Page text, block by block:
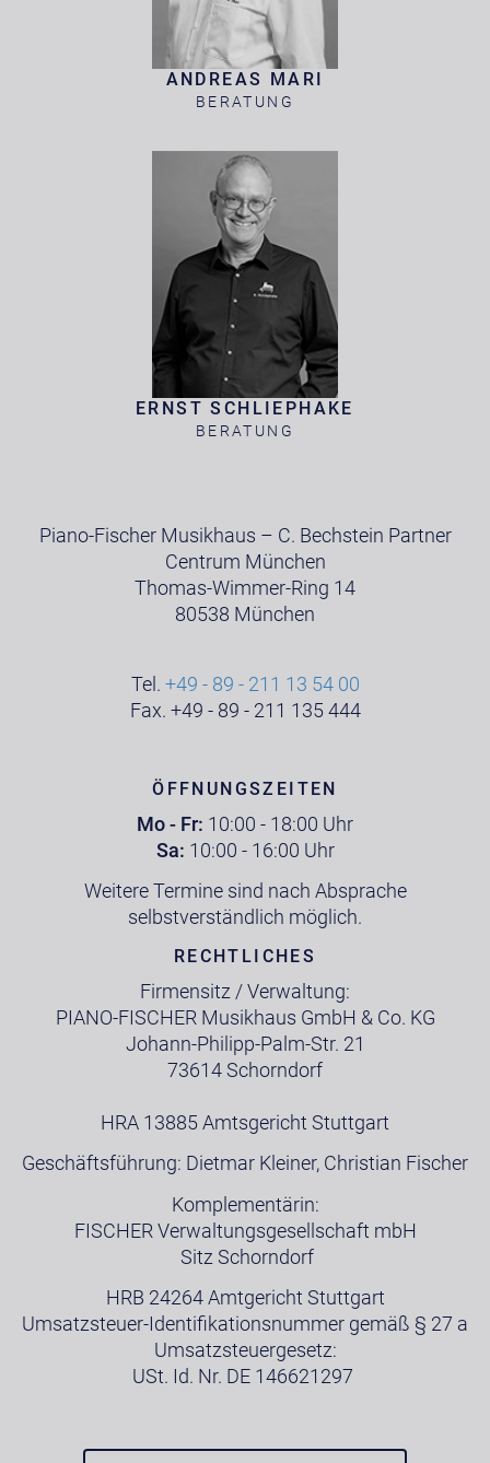
ANDREAS MARI
BERATUNG
ERNST SCHLIEPHAKE
BERATUNG
Piano-Fischer Musikhaus – C. Bechstein Partner
Centrum München
Thomas-Wimmer-Ring 14
80538 München
Tel. +49 - 89 - 211 13 54 00
Fax. +49 - 89 - 211 135 444
ÖFFNUNGSZEITEN
Mo - Fr: 10:00 - 18:00 Uhr
Sa: 10:00 - 16:00 Uhr
Weitere Termine sind nach Absprache
selbstverständlich möglich.
RECHTLICHES
Firmensitz / Verwaltung:
PIANO-FISCHER Musikhaus GmbH & Co. KG
Johann-Philipp-Palm-Str. 21
73614 Schorndorf
HRA 13885 Amtsgericht Stuttgart
Geschäftsführung: Dietmar Kleiner, Christian Fischer
Komplementärin:
FISCHER Verwaltungsgesellschaft mbH
Sitz Schorndorf
HRB 24264 Amtgericht Stuttgart
Umsatzsteuer-Identifikationsnummer gemäß § 27 a
Umsatzsteuergesetz:
USt. Id. Nr. DE 146621297